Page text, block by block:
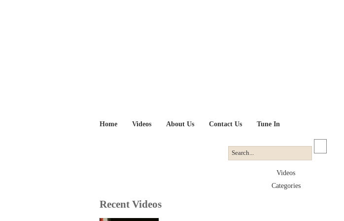
Home Videos About Us Contact Us Tune In
Videos
Categories
Recent Videos